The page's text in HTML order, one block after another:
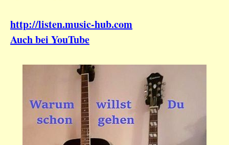
http://listen.music-hub.com
Auch bei YouTube